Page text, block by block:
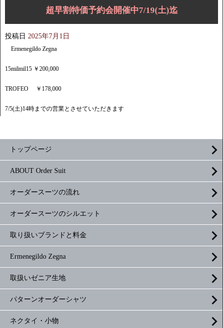
超早割特価予約会開催中7/19(土)迄
投稿日 2025年7月1日
Ermenegildo Zegna
15milmil15 ￥200,000
TROFEO ￥178,000
7/5(土)14時までの営業とさせていただきます
トップページ
ABOUT Order Suit
オーダースーツの流れ
オーダースーツのシルエット
取り扱いブランドと料金
Ermenegildo Zegna
取扱いゼニア生地
パターンオーダーシャツ
ネクタイ・小物